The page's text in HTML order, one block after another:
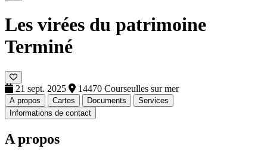
Les virées du patrimoine
Terminé
21 sept. 2025 14470 Courseulles sur mer
A propos Cartes Documents
Services
Informations de contact
A propos